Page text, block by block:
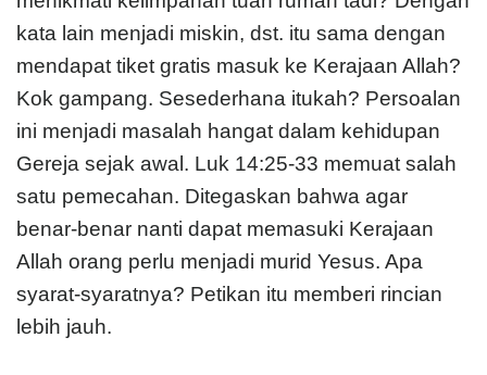
kata lain menjadi miskin, dst. itu sama dengan
mendapat tiket gratis masuk ke Kerajaan Allah?
Kok gampang. Sesederhana itukah? Persoalan
ini menjadi masalah hangat dalam kehidupan
Gereja sejak awal. Luk 14:25-33 memuat salah
satu pemecahan. Ditegaskan bahwa agar
benar-benar nanti dapat memasuki Kerajaan
Allah orang perlu menjadi murid Yesus. Apa
syarat-syaratnya? Petikan itu memberi rincian
lebih jauh.